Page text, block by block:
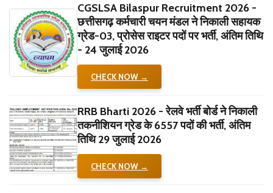
CGSLSA Bilaspur Recruitment 2026 -
छत्तीसगढ़ कर्मचारी चयन मंडल ने निकाली सहायक
ग्रेड-03, प्रोसेस राइटर पदों पर भर्ती, अंतिम तिथि
- 24 जुलाई 2026
CHECK NOW →
RRB Bharti 2026 - रेलवे भर्ती बोर्ड ने निकाली
तकनीशियन ग्रेड के 6557 पदों की भर्ती, अंतिम
तिथि 29 जुलाई 2026
CHECK NOW →